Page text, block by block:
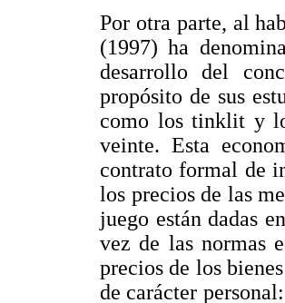
Por otra parte, al
(1997) ha
desarrollo del
propósito de sus
como los tinklit y
veinte. Esta
contrato formal de
los precios de las
juego están dadas
vez de las normas
precios de los
de carácter